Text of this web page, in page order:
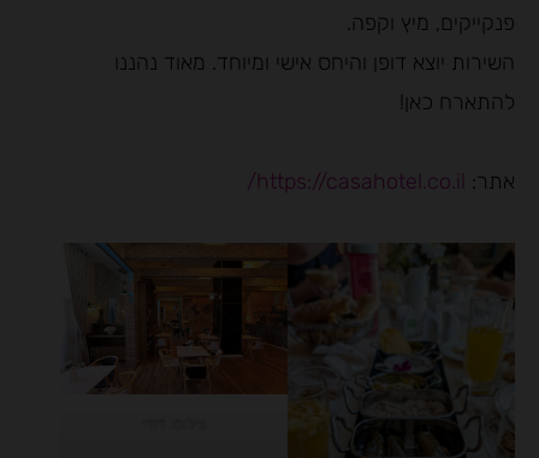
פנקייקים, מיץ וקפה.
השירות יוצא דופן והיחס אישי ומיוחד. מאוד נהננו
להתארח כאן!
אתר: https://casahotel.co.il/